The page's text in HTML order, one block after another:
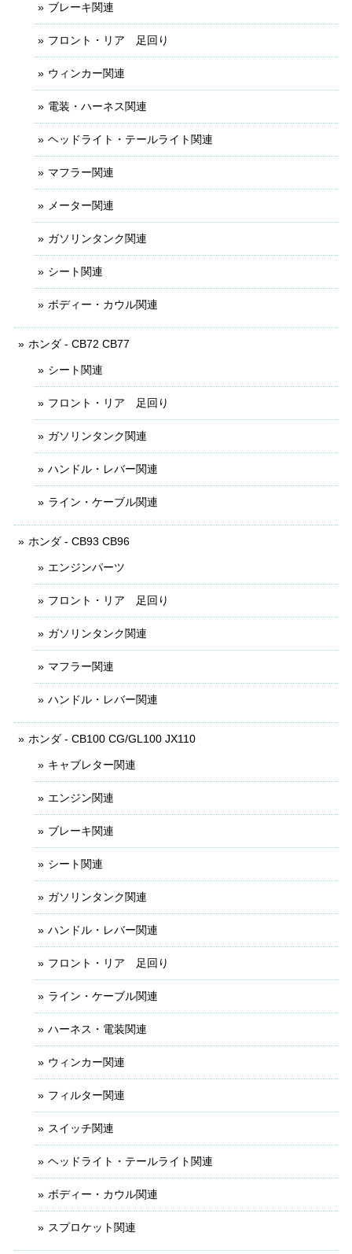
ブレーキ関連
フロント・リア 足回り
ウィンカー関連
電装・ハーネス関連
ヘッドライト・テールライト関連
マフラー関連
メーター関連
ガソリンタンク関連
シート関連
ボディー・カウル関連
ホンダ - CB72 CB77
シート関連
フロント・リア 足回り
ガソリンタンク関連
ハンドル・レバー関連
ライン・ケーブル関連
ホンダ - CB93 CB96
エンジンパーツ
フロント・リア 足回り
ガソリンタンク関連
マフラー関連
ハンドル・レバー関連
ホンダ - CB100 CG/GL100 JX110
キャブレター関連
エンジン関連
ブレーキ関連
シート関連
ガソリンタンク関連
ハンドル・レバー関連
フロント・リア 足回り
ライン・ケーブル関連
ハーネス・電装関連
ウィンカー関連
フィルター関連
スイッチ関連
ヘッドライト・テールライト関連
ボディー・カウル関連
スプロケット関連